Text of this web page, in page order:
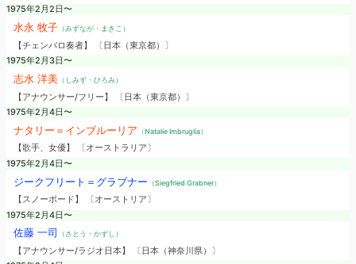
1975年2月2日〜
水永 牧子（みずなが・まきこ）
【チェンバロ奏者】 〔日本（東京都）〕
1975年2月3日〜
志水 洋美（しみず・ひろみ）
【アナウンサー/フリー】 〔日本（東京都）〕
1975年2月4日〜
ナタリー＝インブルーリア （Natalie Imbruglia）
【歌手、女優】 〔オーストラリア〕
1975年2月4日〜
ジークフリート＝グラブナー （Siegfried Grabner）
【スノーボード】 〔オーストリア〕
1975年2月4日〜
佐藤 一司 （さとう・かずし）
【アナウンサー/ラジオ日本】 〔日本（神奈川県）〕